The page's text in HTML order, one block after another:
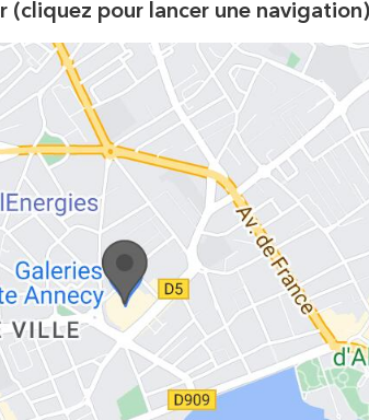
(cliquez pour lancer une navigation)